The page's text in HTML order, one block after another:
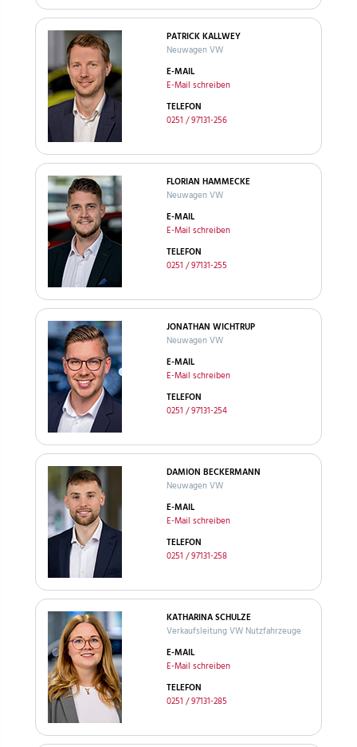
PATRICK KALLWEY
Neuwagen VW
E-MAIL
E-Mail schreiben
TELEFON
0251 / 97131-256
FLORIAN HAMMECKE
Neuwagen VW
E-MAIL
E-Mail schreiben
TELEFON
0251 / 97131-255
JONATHAN WICHTRUP
Neuwagen VW
E-MAIL
E-Mail schreiben
TELEFON
0251 / 97131-254
DAMION BECKERMANN
Neuwagen VW
E-MAIL
E-Mail schreiben
TELEFON
0251 / 97131-258
KATHARINA SCHULZE
Verkaufsleitung VW Nutzfahrzeuge
E-MAIL
E-Mail schreiben
TELEFON
0251 / 97131-285